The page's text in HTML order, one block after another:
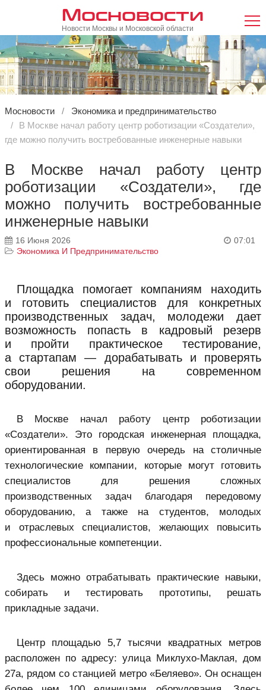
Мосновости
Новости Москвы и Московской области
Мосновости
Экономика и предпринимательство
В Москве начал работу центр роботизации «Создатели»,
где можно получить востребованные инженерные навыки
В Москве начал работу центр
роботизации «Создатели», где
можно получить востребованные
инженерные навыки
16 Июня 2026
07:01
Экономика И Предпринимательство
Площадка помогает компаниям находить
и готовить специалистов для конкретных
производственных задач, молодежи дает
возможность попасть в кадровый резерв
и пройти практическое тестирование,
а стартапам — дорабатывать и проверять
свои решения на современном
оборудовании.
В Москве начал работу центр роботизации
«Создатели». Это городская инженерная площадка,
ориентированная в первую очередь на столичные
технологические компании, которые могут готовить
специалистов для решения сложных
производственных задач благодаря передовому
оборудованию, а также на студентов, молодых
и отраслевых специалистов, желающих повысить
профессиональные компетенции.
Здесь можно отрабатывать практические навыки,
собирать и тестировать прототипы, решать
прикладные задачи.
Центр площадью 5,7 тысячи квадратных метров
расположен по адресу: улица Миклухо-Маклая, дом
27а, рядом со станцией метро «Беляево». Он оснащен